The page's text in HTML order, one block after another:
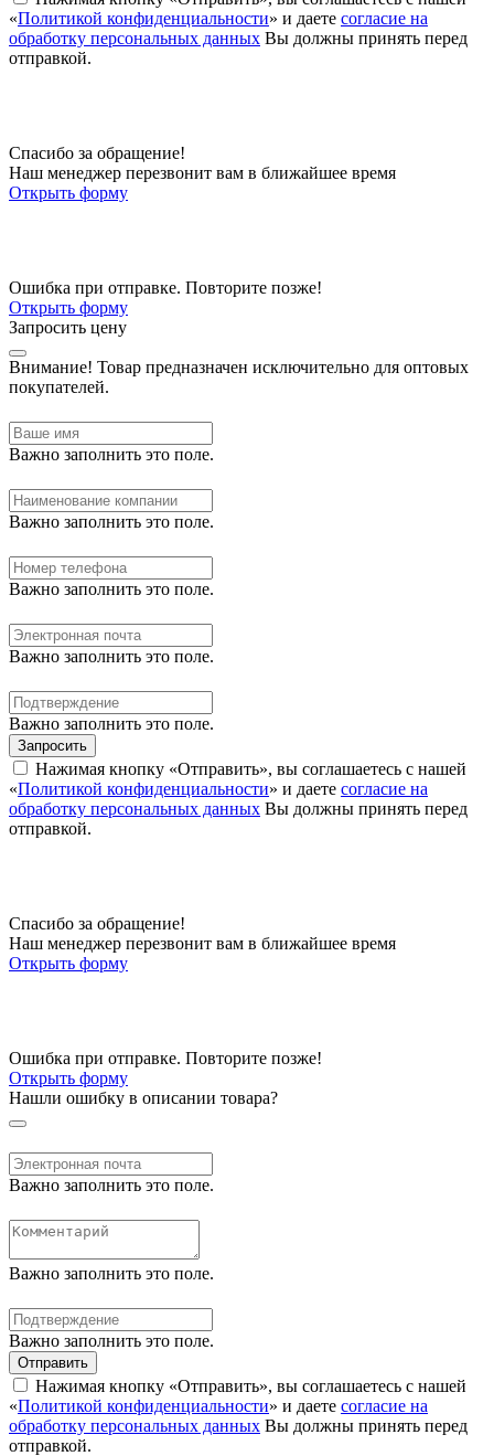
«Политикой конфиденциальности» и даете согласие на
обработку персональных данных Вы должны принять перед
отправкой.
Спасибо за обращение!
Наш менеджер перезвонит вам в ближайшее время
Открыть форму
Ошибка при отправке. Повторите позже!
Открыть форму
Запросить цену
Внимание! Товар предназначен исключительно для оптовых
покупателей.
Важно заполнить это поле.
Важно заполнить это поле.
Важно заполнить это поле.
Важно заполнить это поле.
Важно заполнить это поле.
Запросить
Нажимая кнопку «Отправить», вы соглашаетесь с нашей
«Политикой конфиденциальности» и даете согласие на
обработку персональных данных Вы должны принять перед
отправкой.
Спасибо за обращение!
Наш менеджер перезвонит вам в ближайшее время
Открыть форму
Ошибка при отправке. Повторите позже!
Открыть форму
Нашли ошибку в описании товара?
Важно заполнить это поле.
Важно заполнить это поле.
Важно заполнить это поле.
Отправить
Нажимая кнопку «Отправить», вы соглашаетесь с нашей
«Политикой конфиденциальности» и даете согласие на
обработку персональных данных Вы должны принять перед
отправкой.